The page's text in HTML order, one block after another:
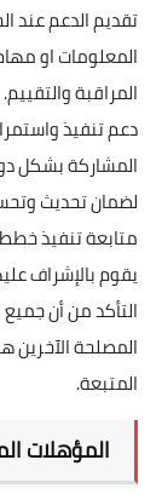
تقديم الدعم عند
المعلومات او
المراقبة والتقييم.
دعم تنفيذ
المشاركة بشكل
لضمان تحديث
متابعة تنفيذ
يقوم بالإشراف
التأكد من أن
المصلحة الآخرين
المتبعة.
المؤهلات